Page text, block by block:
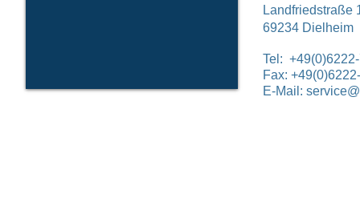
Landfriedstraße
69234 Dielheim
Tel:
Fax:
E-Mail: